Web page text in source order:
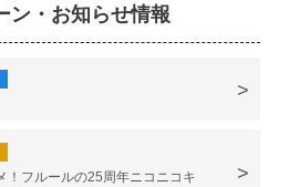
ン・お知らせ情報
！フルールの25周年ニコニコキ